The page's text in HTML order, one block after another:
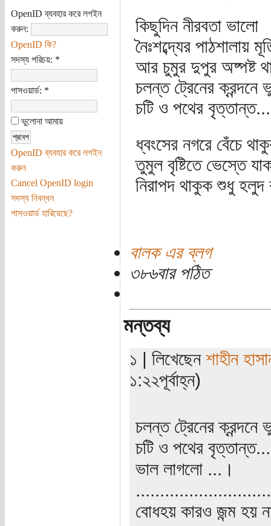
OpenID ব্যবহার করে লগইন
করুন:
OpenID কি?
সদস্য পরিচয়: *
পাসওয়ার্ড: *
ভুলোনা আমায়
OpenID ব্যবহার করে লগইন
করুন
Cancel OpenID login
সদস্য নিবন্ধন
পাসওয়ার্ড হারিয়েছে?
কিছুদিন নীরবতা ভালো
নৈঃশব্দ্যের পাঠশালায়
আর চুমুর দুপুর অষ্পষ্ট
চলন্ত ট্রেনের ক্রন্দনে
চটি ও পথের বৃত্তান্ত...
ধ্বংসের নগরে বেঁচে
তুমুল বৃষ্টিতে ভেস্তে
নিরাপদ থাকুক শুধু হলুদ
বালক এর ব্লগ
৩৮৬বার পঠিত
মন্তব্য
১ | লিখেছেন শাহীন
১:২২পূর্বাহ্ন)
চলন্ত ট্রেনের ক্রন্দনে
চটি ও পথের বৃত্তান্ত...
ভাল লাগলো ...।
বোধহয় কারও জন্ম হয়